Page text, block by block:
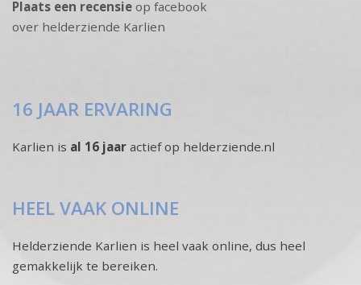
Plaats een recensie op facebook
over helderziende Karlien
16 JAAR ERVARING
Karlien is al 16 jaar actief op helderziende.nl
HEEL VAAK ONLINE
Helderziende Karlien is heel vaak online, dus heel
gemakkelijk te bereiken.